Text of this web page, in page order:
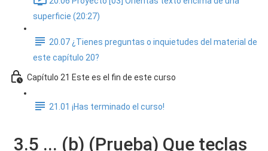
superficie (20:27)
20.07 ¿Tienes preguntas o inquietudes del material de
este capítulo 20?
Capítulo 21 Este es el fin de este curso
21.01 ¡Has terminado el curso!
3.5 ... (b) (Prueba) Que teclas